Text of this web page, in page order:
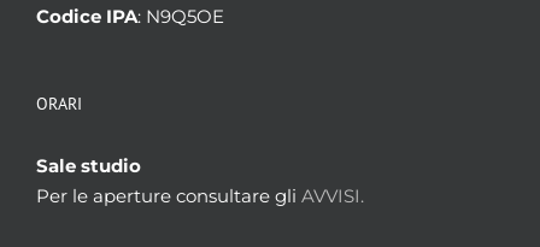
Codice IPA: N9Q5OE
ORARI
Sale studio
Per le aperture consultare gli AVVISI.